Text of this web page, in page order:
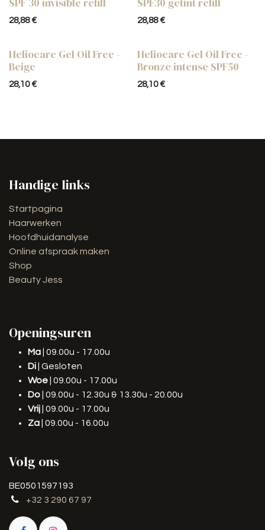
SPF 30 invisible refill
28,88€
SPF30 getint refill
28,88€
Heliocare Gel Oil Free -
Beige
28,10€
Heliocare Gel Oil Free -
Bronze intense SPF50
28,10€
Handige links
Startpagina
Haarwerken
Hoofdhuidanalyse
Online afspraak maken
Shop
Beauty Jess
Openingsuren
Ma | 09.00u - 17.00u
Di | Gesloten
Woe | 09.00u - 17.00u
Do | 09.00u - 12.30u & 13.30u - 20.00u
Vrij | 09.00u - 17.00u
Za | 09.00u - 16.00u
Volg ons
BE0501597193
+32 3 290 67 97